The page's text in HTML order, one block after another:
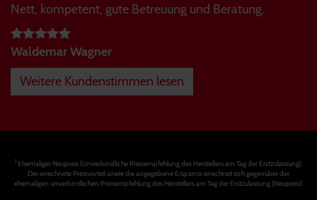
Nett, kompetent, gute Betreuung und Beratung.
Waldemar Wagner
Weitere Kundenstimmen lesen
1Ehemaliger Neupreis (Unverbindliche Preisempfehlung des Herstellers am Tag der Erstzulassung).
Der errechnete Preisvorteil sowie die angegebene Ersparnis errechnet sich gegenüber der
ehemaligen unverbindlichen Preisempfehlung des Herstellers am Tag der Erstzulassung (Neupreis).